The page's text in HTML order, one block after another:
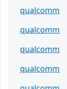
qualcomm
qualcomm
qualcomm
qualcomm